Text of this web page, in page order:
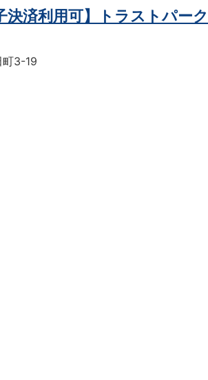
決済利用可】トラストパー
町3-19